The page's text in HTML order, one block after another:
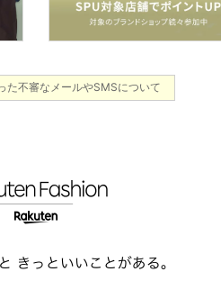
た不審なメールやSMSについて